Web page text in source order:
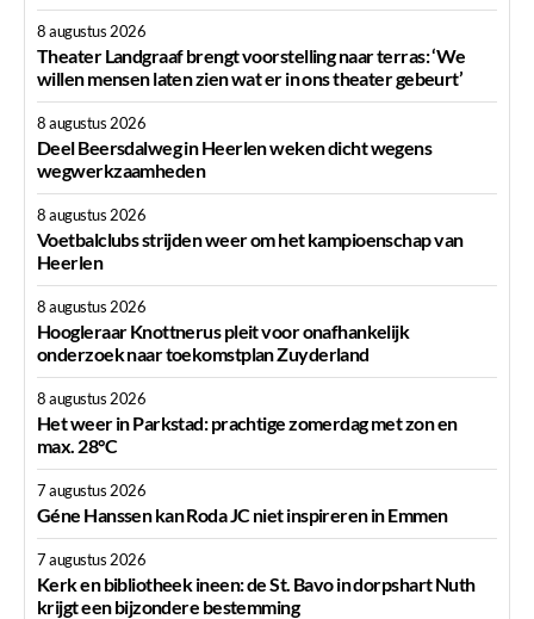
8 augustus 2026
Theater Landgraaf brengt voorstelling naar terras: ‘We
willen mensen laten zien wat er in ons theater gebeurt’
8 augustus 2026
Deel Beersdalweg in Heerlen weken dicht wegens
wegwerkzaamheden
8 augustus 2026
Voetbalclubs strijden weer om het kampioenschap van
Heerlen
8 augustus 2026
Hoogleraar Knottnerus pleit voor onafhankelijk
onderzoek naar toekomstplan Zuyderland
8 augustus 2026
Het weer in Parkstad: prachtige zomerdag met zon en
max. 28°C
7 augustus 2026
Géne Hanssen kan Roda JC niet inspireren in Emmen
7 augustus 2026
Kerk en bibliotheek ineen: de St. Bavo in dorpshart Nuth
krijgt een bijzondere bestemming